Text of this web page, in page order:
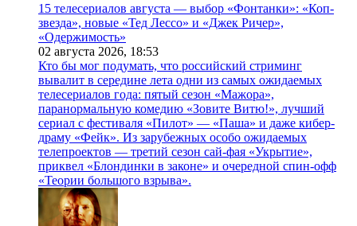
15 телесериалов августа — выбор «Фонтанки»: «Коп-
звезда», новые «Тед Лессо» и «Джек Ричер»,
«Одержимость»
02 августа 2026, 18:53
Кто бы мог подумать, что российский стриминг
вывалит в середине лета одни из самых ожидаемых
телесериалов года: пятый сезон «Мажора»,
паранормальную комедию «Зовите Витю!», лучший
сериал с фестиваля «Пилот» — «Паша» и даже кибер-
драму «Фейк». Из зарубежных особо ожидаемых
телепроектов — третий сезон сай-фая «Укрытие»,
приквел «Блондинки в законе» и очередной спин-офф
«Теории большого взрыва».